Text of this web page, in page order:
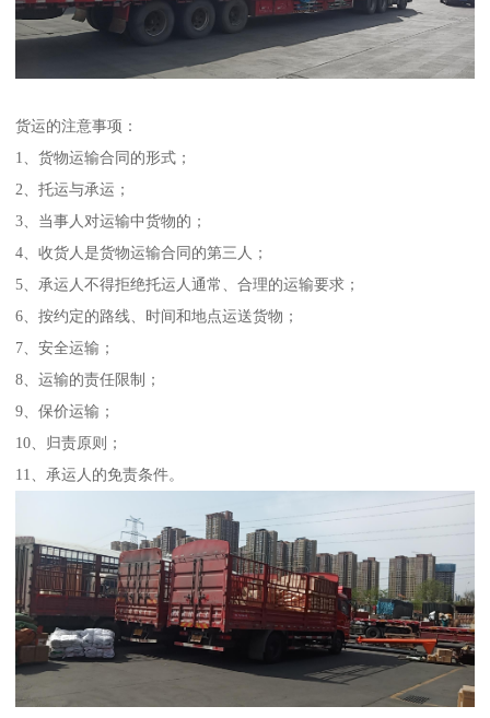
货运的注意事项：
1、货物运输合同的形式；
2、托运与承运；
3、当事人对运输中货物的；
4、收货人是货物运输合同的第三人；
5、承运人不得拒绝托运人通常、合理的运输要求；
6、按约定的路线、时间和地点运送货物；
7、安全运输；
8、运输的责任限制；
9、保价运输；
10、归责原则；
11、承运人的免责条件。